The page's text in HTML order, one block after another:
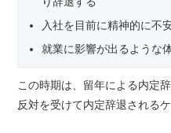
入社を目前に精神的に不
就業に影響が出るような
この時期は、留年による内定
反対を受けて内定辞退される